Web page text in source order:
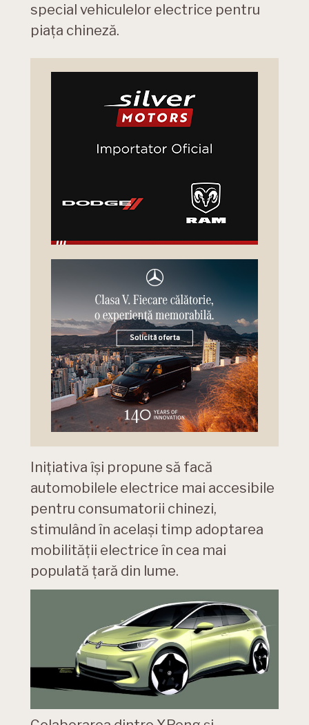
special vehiculelor electrice pentru
piața chineză.
Inițiativa își propune să facă
automobilele electrice mai accesibile
pentru consumatorii chinezi,
stimulând în același timp adoptarea
mobilității electrice în cea mai
populată țară din lume.